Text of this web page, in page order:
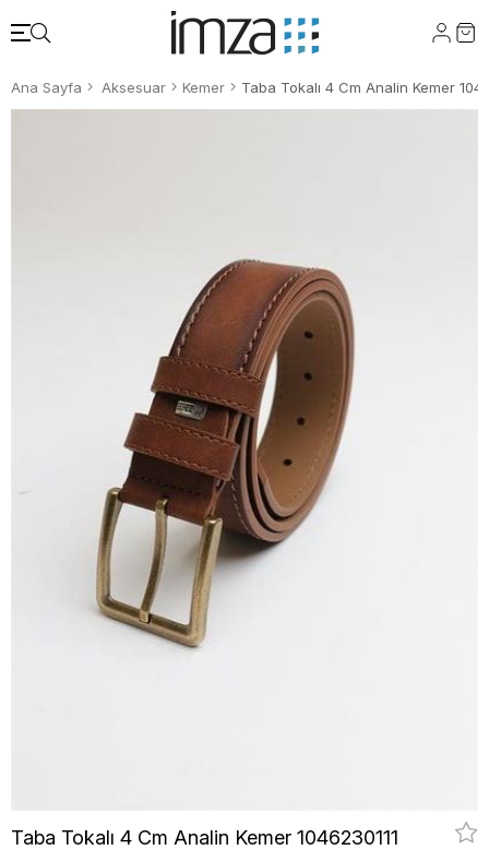
Ana Sayfa Aksesuar Kemer Taba Tokalı 4 Cm Analin Kemer
Taba Tokalı 4 Cm Analin Kemer 1046230111